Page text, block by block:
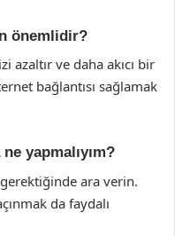
önemlidir?
ve daha akıcı bir
bağlantısı sağlamak
ne yapmalıyım?
gerektiğinde ara verin.
da faydalı